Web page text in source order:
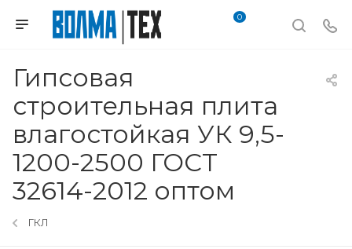
0
Гипсовая
строительная плита
влагостойкая УК 9,5-
1200-2500 ГОСТ
32614-2012 оптом
ГКЛ